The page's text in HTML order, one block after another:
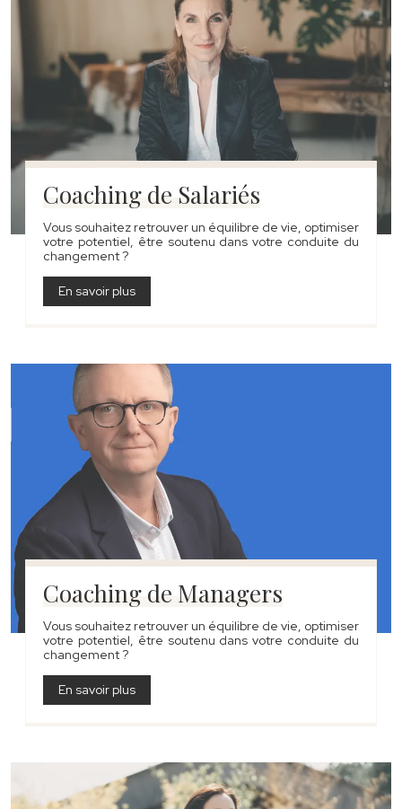
Coaching de Salariés
Vous souhaitez retrouver un équilibre de vie, optimiser
votre potentiel, être soutenu dans votre conduite du
changement ?
En savoir plus
Coaching de Managers
Vous souhaitez retrouver un équilibre de vie, optimiser
votre potentiel, être soutenu dans votre conduite du
changement ?
En savoir plus